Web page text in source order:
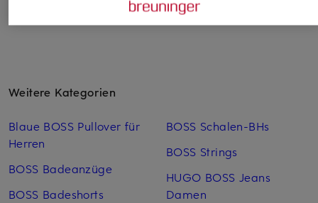
Weitere Kategorien
Blaue BOSS Pullover für
Herren
BOSS Badeanzüge
BOSS Badeshorts
BOSS Schalen-BHs
BOSS Strings
HUGO BOSS Jeans
Damen